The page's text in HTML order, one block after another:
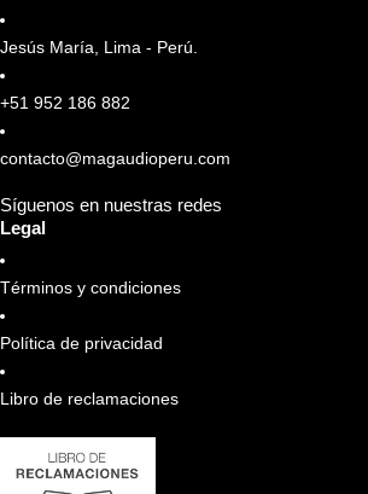
Jesús María, Lima - Perú.
+51 952 186 882
contacto@magaudioperu.com
Síguenos en nuestras redes
Legal
Términos y condiciones
Política de privacidad
Libro de reclamaciones